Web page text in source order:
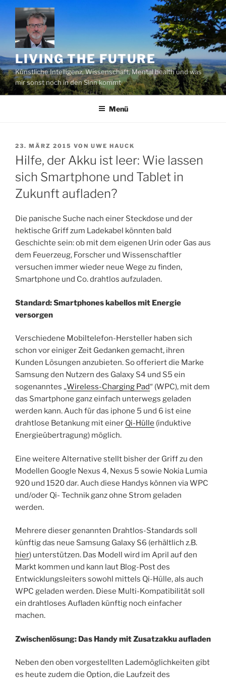
Zum
Inhalt
springen
LIVING THE FUTURE
Künstliche Intelligenz, Wissenschaft, Mental health und was
mir sonst noch in den Sinn kommt
Menü
VERÖFFENTLICHT
AM
23. MÄRZ 2015 VON UWE HAUCK
Hilfe, der Akku ist leer: Wie lassen
sich Smartphone und Tablet in
Zukunft aufladen?
Die panische Suche nach einer Steckdose und der
hektische Griff zum Ladekabel könnten bald
Geschichte sein: ob mit dem eigenen Urin oder Gas aus
dem Feuerzeug, Forscher und Wissenschaftler
versuchen immer wieder neue Wege zu finden,
Smartphone und Co. drahtlos aufzuladen.
Standard: Smartphones kabellos mit Energie
versorgen
Verschiedene Mobiltelefon-Hersteller haben sich
schon vor einiger Zeit Gedanken gemacht, ihren
Kunden Lösungen anzubieten. So offeriert die Marke
Samsung den Nutzern des Galaxy S4 und S5 ein
sogenanntes „Wireless-Charging Pad“ (WPC), mit dem
das Smartphone ganz einfach unterwegs geladen
werden kann. Auch für das iphone 5 und 6 ist eine
drahtlose Betankung mit einer Qi-Hülle (induktive
Energieübertragung) möglich.
Eine weitere Alternative stellt bisher der Griff zu den
Modellen Google Nexus 4, Nexus 5 sowie Nokia Lumia
920 und 1520 dar. Auch diese Handys können via WPC
und/oder Qi- Technik ganz ohne Strom geladen
werden.
Mehrere dieser genannten Drahtlos-Standards soll
künftig das neue Samsung Galaxy S6 (erhältlich z.B.
hier) unterstützen. Das Modell wird im April auf den
Markt kommen und kann laut Blog-Post des
Entwicklungsleiters sowohl mittels Qi-Hülle, als auch
WPC geladen werden. Diese Multi-Kompatibilität soll
ein drahtloses Aufladen künftig noch einfacher
machen.
Zwischenlösung: Das Handy mit Zusatzakku aufladen
Neben den oben vorgestellten Lademöglichkeiten gibt
es heute zudem die Option, die Laufzeit des